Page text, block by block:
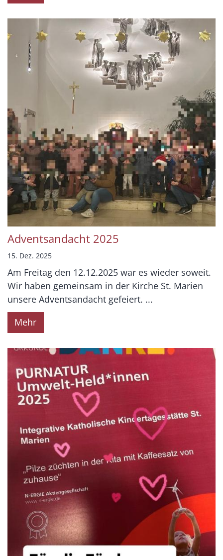
Adventsandacht 2025
15. Dez. 2025
Am Freitag den 12.12.2025 war es wieder soweit.
Wir haben gemeinsam in der Kirche St. Marien
unsere Adventsandacht gefeiert. ...
Mehr